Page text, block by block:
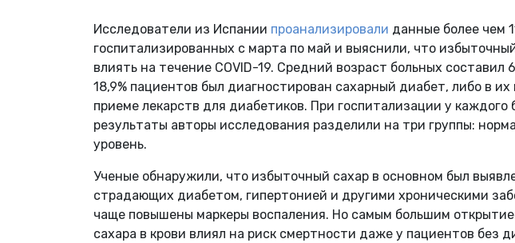
Исследователи из Испании проанализировали данные более чем
госпитализированных с марта по май и выяснили, что
влиять на течение COVID-19. Средний возраст больных
18,9% пациентов был диагностирован сахарный диабет, либо в
приеме лекарств для диабетиков. При госпитализации у каждого
результаты авторы исследования разделили на три группы:
уровень.
Ученые обнаружили, что избыточный сахар в основном был
страдающих диабетом, гипертонией и другими хроническими
чаще повышены маркеры воспаления. Но самым большим
сахара в крови влиял на риск смертности даже у пациентов без